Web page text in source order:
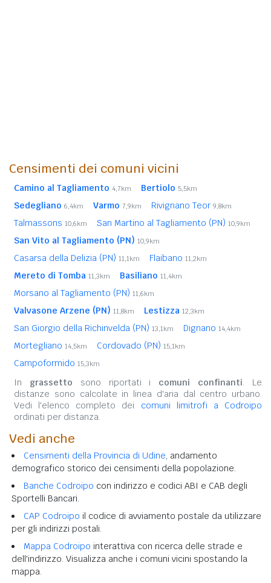
Censimenti dei comuni vicini
Camino al Tagliamento 4,7km Bertiolo 5,5km
Sedegliano 6,4km Varmo 7,9km Rivignano Teor 9,8km
Talmassons 10,6km San Martino al Tagliamento (PN) 10,9km
San Vito al Tagliamento (PN) 10,9km
Casarsa della Delizia (PN) 11,1km Flaibano 11,2km
Mereto di Tomba 11,3km Basiliano 11,4km
Morsano al Tagliamento (PN) 11,6km
Valvasone Arzene (PN) 11,8km Lestizza 12,3km
San Giorgio della Richinvelda (PN) 13,1km Dignano 14,4km
Mortegliano 14,5km Cordovado (PN) 15,1km
Campoformido 15,3km
In grassetto sono riportati i comuni confinanti. Le
distanze sono calcolate in linea d'aria dal centro urbano.
Vedi l'elenco completo dei comuni limitrofi a Codroipo
ordinati per distanza.
Vedi anche
Censimenti della Provincia di Udine, andamento
demografico storico dei censimenti della popolazione.
Banche Codroipo con indirizzo e codici ABI e CAB degli
Sportelli Bancari.
CAP Codroipo il codice di avviamento postale da utilizzare
per gli indirizzi postali.
Mappa Codroipo interattiva con ricerca delle strade e
dell'indirizzo. Visualizza anche i comuni vicini spostando la
mappa.